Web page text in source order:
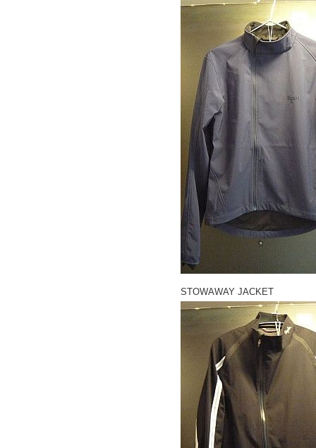
STOWAWAY JACKET